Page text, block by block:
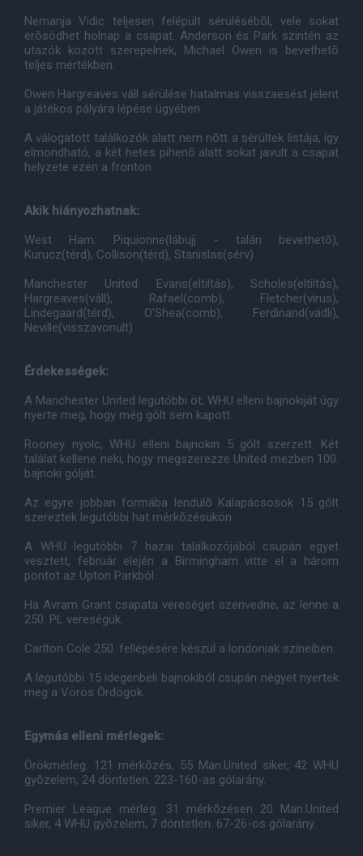
Nemanja Vidic teljesen felépült sérülésébõl, vele sokat
erõsödhet holnap a csapat. Anderson és Park szintén az
utazók között szerepelnek, Michael Owen is bevethetõ
teljes mértékben.
Owen Hargreaves váll sérülése hatalmas visszaesést jelent
a játékos pályára lépése ügyében.
A válogatott találkozók alatt nem nõtt a sérültek listája, így
elmondható, a két hetes pihenõ alatt sokat javult a csapat
helyzete ezen a fronton.
Akik hiányozhatnak:
West Ham: Piquionne(lábujj - talán bevethetõ),
Kurucz(térd), Collison(térd), Stanislas(sérv)
Manchester United: Evans(eltiltás), Scholes(eltiltás),
Hargreaves(váll), Rafael(comb), Fletcher(vírus),
Lindegaard(térd), O'Shea(comb), Ferdinand(vádli),
Neville(visszavonult)
Érdekességek:
A Manchester United legutóbbi öt, WHU elleni bajnokiját úgy
nyerte meg, hogy még gólt sem kapott.
Rooney nyolc, WHU elleni bajnokin 5 gólt szerzett. Két
találat kellene neki, hogy megszerezze United mezben 100.
bajnoki gólját.
Az egyre jobban formába lendülõ Kalapácsosok 15 gólt
szereztek legutóbbi hat mérkõzésükön.
A WHU legutóbbi 7 hazai találkozójából csupán egyet
vesztett, február elején a Birmingham vitte el a három
pontot az Upton Parkból.
Ha Avram Grant csapata vereséget szenvedne, az lenne a
250. PL vereségük.
Carlton Cole 250. fellépésére készül a londoniak színeiben.
A legutóbbi 15 idegenbeli bajnokiból csupán négyet nyertek
meg a Vörös Ördögök.
Egymás elleni mérlegek:
Örökmérleg: 121 mérkõzés, 55 Man.United siker, 42 WHU
gyõzelem, 24 döntetlen. 223-160-as gólarány.
Premier League mérleg: 31 mérkõzésen 20 Man.United
siker, 4 WHU gyõzelem, 7 döntetlen. 67-26-os gólarány.